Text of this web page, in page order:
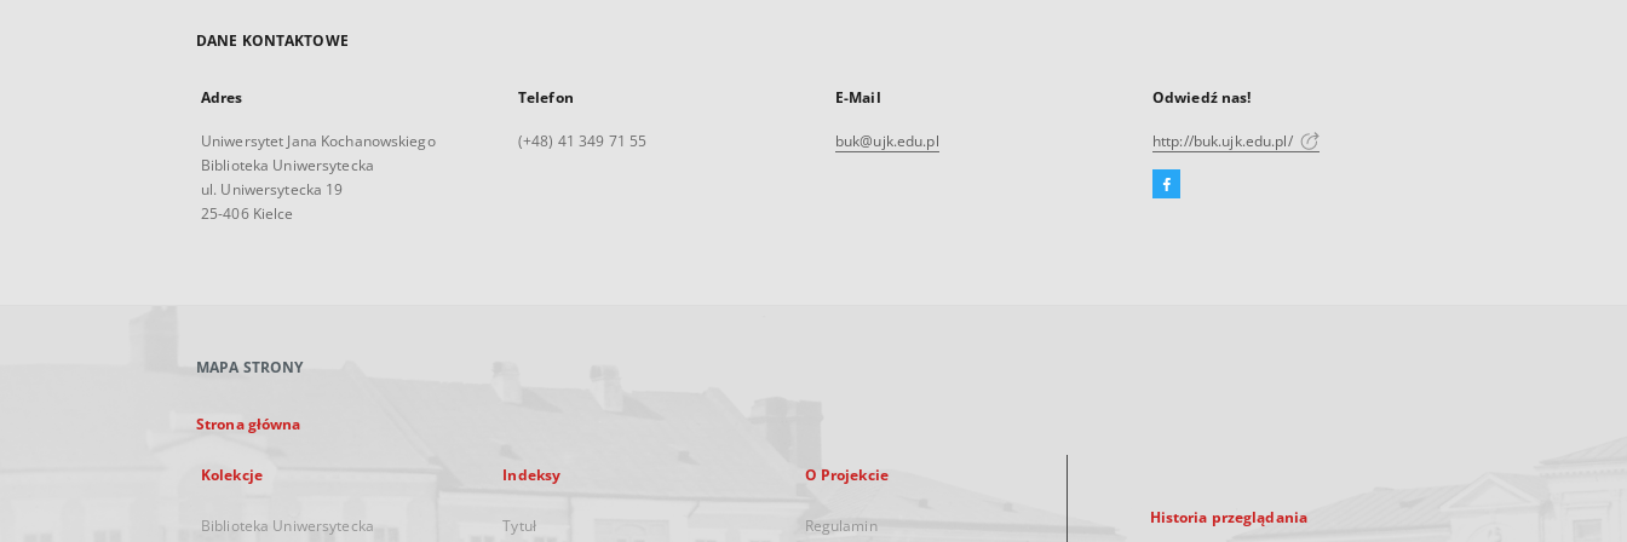
DANE KONTAKTOWE
Adres
Uniwersytet Jana Kochanowskiego
Biblioteka Uniwersytecka
ul. Uniwersytecka 19
25-406 Kielce
Telefon
(+48) 41 349 71 55
E-Mail
buk@ujk.edu.pl
Odwiedź nas!
http://buk.ujk.edu.pl/
Facebook
MAPA STRONY
Strona główna
Kolekcje
Biblioteka Uniwersytecka
Indeksy
Tytuł
O Projekcie
Regulamin Historia przeglądania